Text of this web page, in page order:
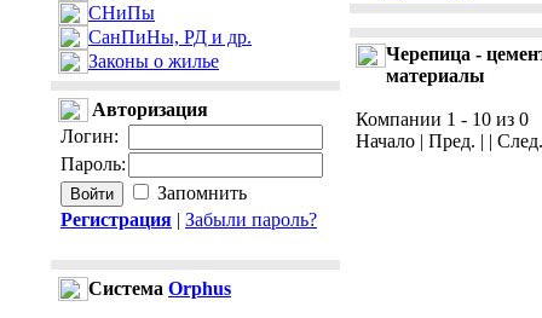
СНиПы
СанПиНы, РД и др.
Законы о жилье
Авторизация
Логин:
Пароль:
Запомнить
Регистрация | Забыли пароль?
Cистема Orphus
Черепица -
материалы
Компании 1 - 10 из 0
Начало | Пред. | |